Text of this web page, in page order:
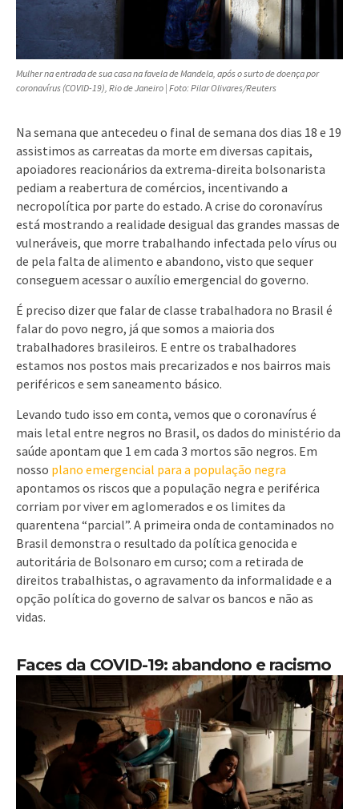
Mulher na entrada de sua casa na favela de Mandela, após o surto de doença por
coronavírus (COVID-19), Rio de Janeiro | Foto: Pilar Olivares/Reuters
Na semana que antecedeu o final de semana dos dias 18 e 19
assistimos as carreatas da morte em diversas capitais,
apoiadores reacionários da extrema-direita bolsonarista
pediam a reabertura de comércios, incentivando a
necropolítica por parte do estado. A crise do coronavírus
está mostrando a realidade desigual das grandes massas de
vulneráveis, que morre trabalhando infectada pelo vírus ou
de pela falta de alimento e abandono, visto que sequer
conseguem acessar o auxílio emergencial do governo.
É preciso dizer que falar de classe trabalhadora no Brasil é
falar do povo negro, já que somos a maioria dos
trabalhadores brasileiros. E entre os trabalhadores
estamos nos postos mais precarizados e nos bairros mais
periféricos e sem saneamento básico.
Levando tudo isso em conta, vemos que o coronavírus é
mais letal entre negros no Brasil, os dados do ministério da
saúde apontam que 1 em cada 3 mortos são negros. Em
nosso plano emergencial para a população negra
apontamos os riscos que a população negra e periférica
corriam por viver em aglomerados e os limites da
quarentena “parcial”. A primeira onda de contaminados no
Brasil demonstra o resultado da política genocida e
autoritária de Bolsonaro em curso; com a retirada de
direitos trabalhistas, o agravamento da informalidade e a
opção política do governo de salvar os bancos e não as
vidas.
Faces da COVID-19: abandono e racismo